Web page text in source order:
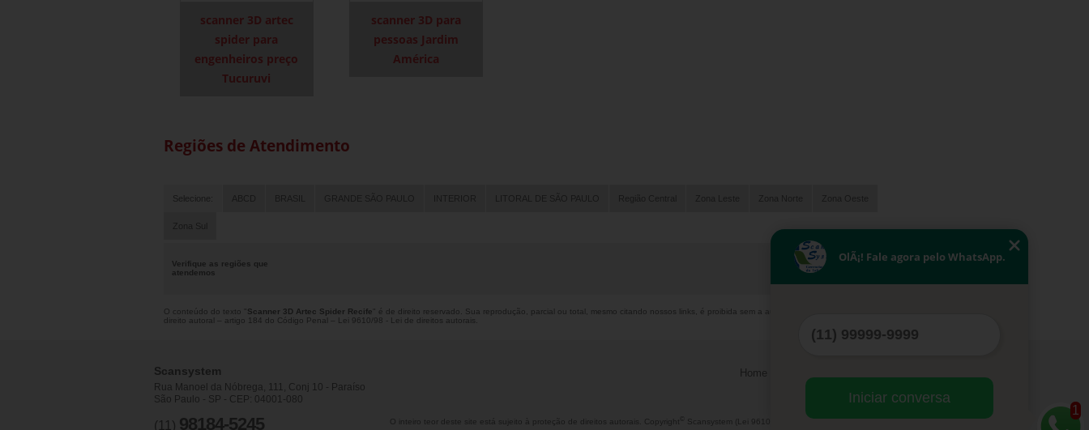
scanner 3D artec
spider para
engenheiros preço
Tucuruvi
scanner 3D para
pessoas Jardim
América
Regiões de Atendimento
Selecione: ABCD BRASIL GRANDE SÃO PAULO INTERIOR LITORAL DE SÃO PAULO Região Central Zona Leste Zona Norte Zona Oeste
Zona Sul
Verifique as regiões que
atendemos
O conteúdo do texto " Scanner 3D Artec Spider Recife " é de direito reservado. Sua reprodução, parcial ou total, mesmo citando nossos links, é proibida sem a autorização do autor. Crime de violação de
direito autoral – artigo 184 do Código Penal –
Lei 9610/98 - Lei de direitos autorais
Scansystem
Rua Manoel da Nóbrega, 111, Conj 10 - Paraíso
São Paulo - SP - CEP: 04001-080
(11) 98184-5245
Home
O inteiro teor deste site está sujeito à proteção de direitos autorais. Copyright Scansystem (Lei 9610 de 19/02/1998)
1
OlÃ¡! Fale agora pelo WhatsApp.
Iniciar conversa